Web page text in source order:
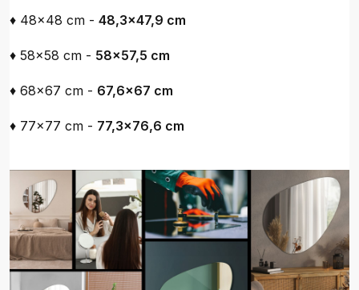
♦ 48x48 cm - 48,3x47,9 cm
♦ 58x58 cm - 58x57,5 cm
♦ 68x67 cm - 67,6x67 cm
♦ 77x77 cm - 77,3x76,6 cm